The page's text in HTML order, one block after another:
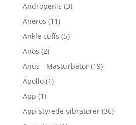
Andropenis (3)
Aneros (11)
Ankle cuffs (5)
Anos (2)
Anus - Masturbator (19)
Apollo (1)
App (1)
App-styrede vibratorer (36)